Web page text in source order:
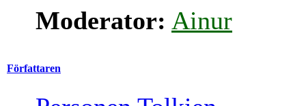
Moderator: Ainur
Författaren